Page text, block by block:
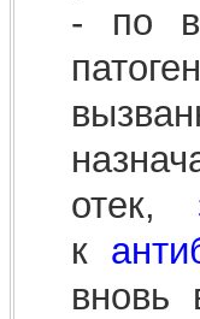
- по
отек,
к
вновь